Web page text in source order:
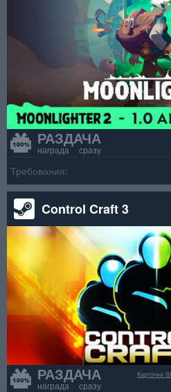
РАЗДАЧА
награда сразу
Требования:
Control Craft 3
РАЗДАЧА
награда сразу
Карточки